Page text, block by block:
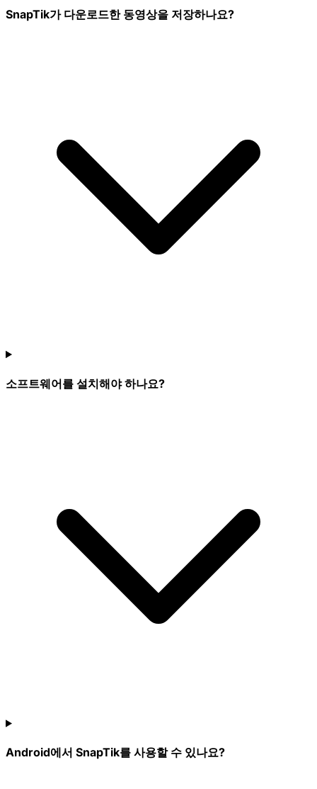
SnapTik가 다운로드한 동영상을 저장하나요?
소프트웨어를 설치해야 하나요?
Android에서 SnapTik를 사용할 수 있나요?